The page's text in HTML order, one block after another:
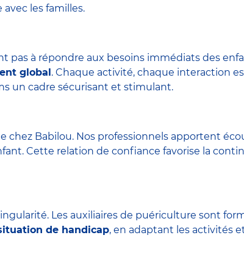
avec les familles.
pas à répondre aux besoins immédiats des
global. Chaque activité, chaque interaction
un cadre sécurisant et stimulant.
chez Babilou. Nos professionnels apportent
Cette relation de confiance favorise la
Les auxiliaires de puériculture sont
de handicap, en adaptant les activités